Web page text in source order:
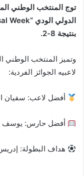
توج المنتخب الوطني
بنتيجة 8-2.
وتميز المنتخب الوطني
لاعبيه الجوائز الفردية:
أفضل لاعب: سفيان
أفضل حارس: يوسف
هداف البطولة: